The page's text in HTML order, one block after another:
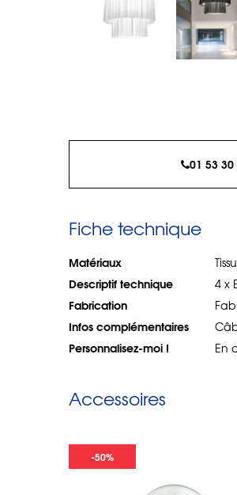
01 53 30
Fiche technique
Matériaux
Descriptif technique 4 x
Fabrication
Infos complémentaires
Personnalisez-moi ! En
Accessoires
-50%